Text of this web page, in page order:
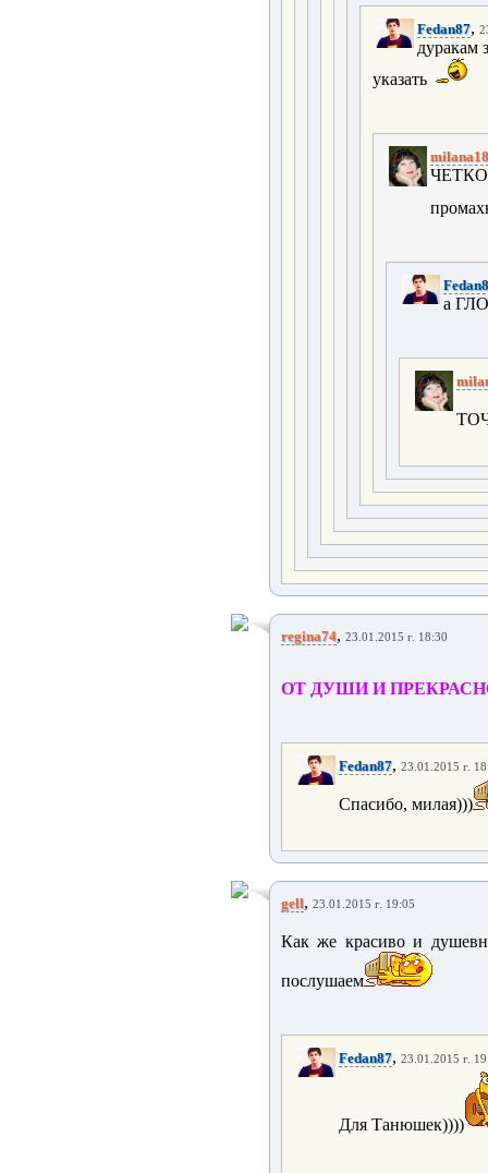
Fedan87,
дуракам
указать
milana18
а
regina74, 23.01.2015 г. 18:30
ОТ ДУШИ И
Fedan87, 23.01.2015 г.
Спасибо, милая)))
gell, 23.01.2015 г. 19:05
Как же красиво и
послушаем
Fedan87, 23.01.2015 г.
Для Танюшек))))